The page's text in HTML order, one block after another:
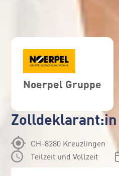
Noerpel Gruppe
CH-8280 Kreuzlingen
Teilzeit und Vollzeit